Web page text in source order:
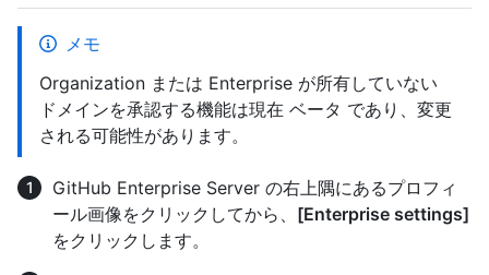
メモ
Organization または Enterprise が所有していない
ドメインを承認する機能は現在 ベータ であり、変更
される可能性があります。
GitHub Enterprise Server の右上隅にあるプロフィ
ール画像をクリックしてから、 [Enterprise settings]
をクリックします。